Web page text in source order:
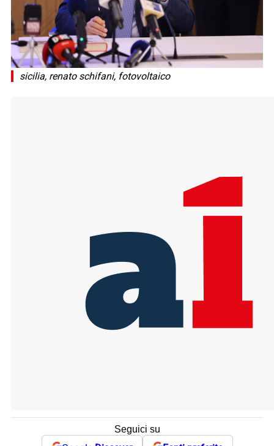
sicilia, renato schifani, fotovoltaico
Seguici su